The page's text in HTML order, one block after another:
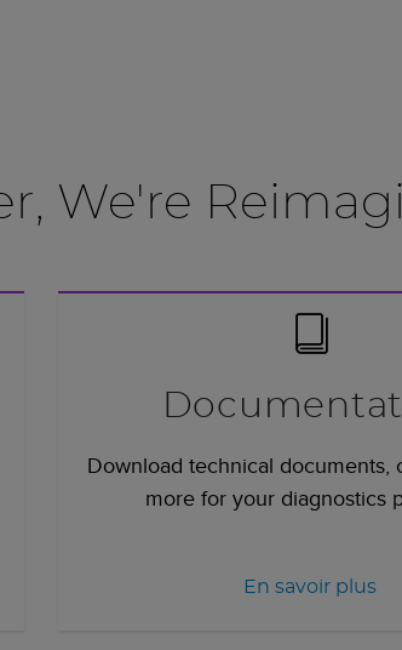
We're
Download technical documents,
more for your diagnostics
En savoir plus